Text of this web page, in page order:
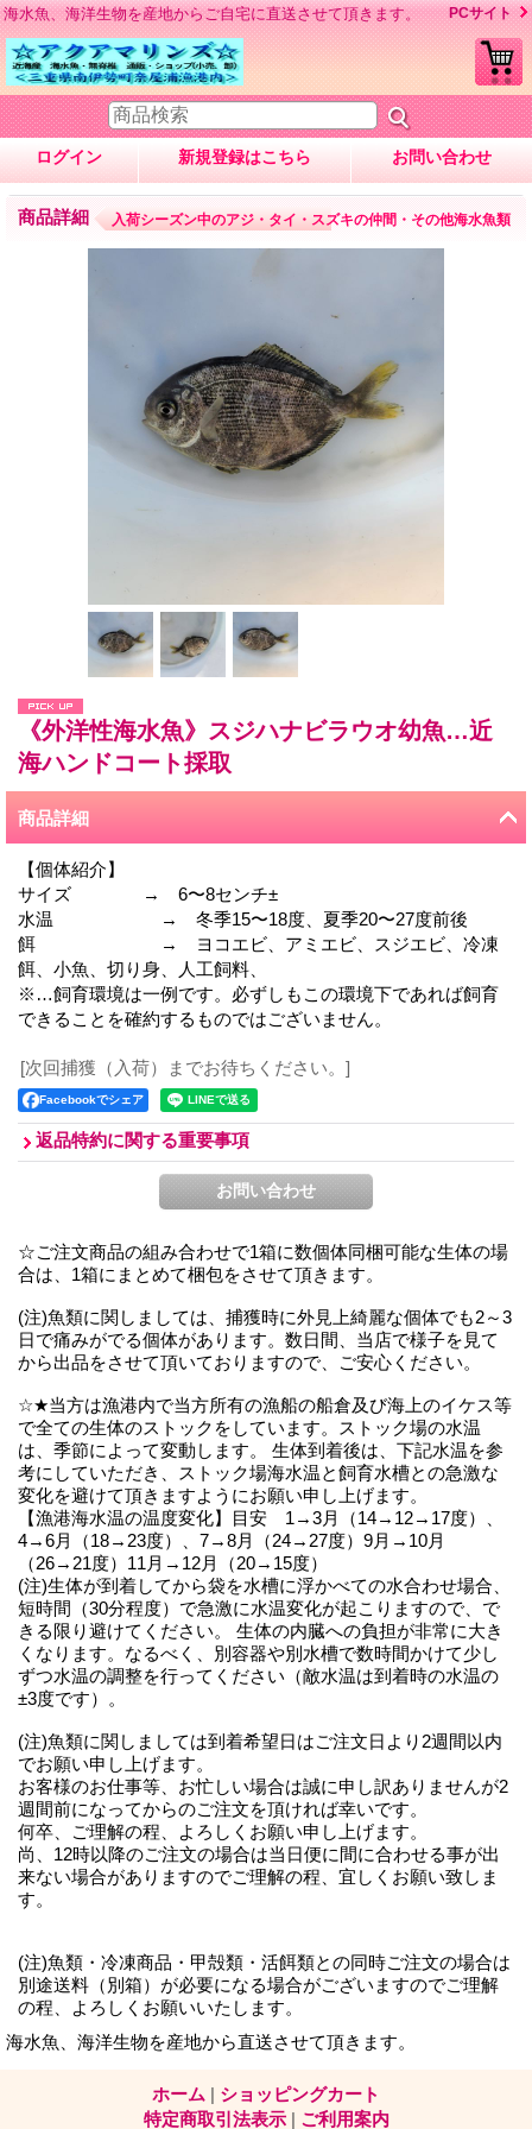
海水魚、海洋生物を産地からご自宅に直送させて頂きます。 PCサイト
ログイン 新規登録はこちら お問い合わせ
商品詳細 入荷シーズン中のアジ・タイ・スズキの仲間・その他海水魚類
《外洋性海水魚》スジハナビラウオ幼魚…近
海ハンドコート採取
商品詳細
【個体紹介】
サイズ → 6〜8センチ±
水温 → 冬季15〜18度、夏季20〜27度前後
餌 → ヨコエビ、アミエビ、スジエビ、冷凍
餌、小魚、切り身、人工飼料、
※…飼育環境は一例です。必ずしもこの環境下であれば飼育
できることを確約するものではございません。
[次回捕獲（入荷）までお待ちください。]
Facebookでシェア
返品特約に関する重要事項
☆ご注文商品の組み合わせで1箱に数個体同梱可能な生体の場
合は、1箱にまとめて梱包をさせて頂きます。
(注)魚類に関しましては、捕獲時に外見上綺麗な個体でも2～3
日で痛みがでる個体があります。数日間、当店で様子を見て
から出品をさせて頂いておりますので、ご安心ください。
☆★当方は漁港内で当方所有の漁船の船倉及び海上のイケス等
で全ての生体のストックをしています。ストック場の水温
は、季節によって変動します。 生体到着後は、下記水温を参
考にしていただき、ストック場海水温と飼育水槽との急激な
変化を避けて頂きますようにお願い申し上げます。
【漁港海水温の温度変化】目安 1→3月（14→12→17度）、
4→6月（18→23度）、7→8月（24→27度）9月→10月
（26→21度）11月→12月（20→15度）
(注)生体が到着してから袋を水槽に浮かべての水合わせ場合、
短時間（30分程度）で急激に水温変化が起こりますので、で
きる限り避けてください。 生体の内臓への負担が非常に大き
くなります。なるべく、別容器や別水槽で数時間かけて少し
ずつ水温の調整を行ってください（敵水温は到着時の水温の
±3度です）。
(注)魚類に関しましては到着希望日はご注文日より2週間以内
でお願い申し上げます。
お客様のお仕事等、お忙しい場合は誠に申し訳ありませんが2
週間前になってからのご注文を頂ければ幸いです。
何卒、ご理解の程、よろしくお願い申し上げます。
尚、12時以降のご注文の場合は当日便に間に合わせる事が出
来ない場合がありますのでご理解の程、宜しくお願い致しま
す。
(注)魚類・冷凍商品・甲殻類・活餌類との同時ご注文の場合は
別途送料（別箱）が必要になる場合がございますのでご理解
の程、よろしくお願いいたします。
海水魚、海洋生物を産地から直送させて頂きます。
ホーム | ショッピングカート
特定商取引法表示 | ご利用案内